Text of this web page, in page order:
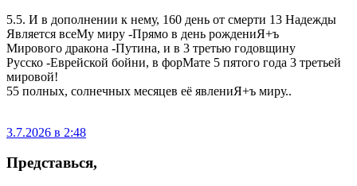
5.5. И в дополнении к нему, 160 день от смерти 13 Надежды
Является всеМу миру -Прямо в день рождениЯ+ъ
Мирового дракона -Путина, и в 3 третью годовщину
Русско -Еврейской бойни, в форМате 5 пятого года 3 третьей
мировой!
55 полных, солнечных месяцев её явлениЯ+ъ миру..
3.7.2026 в 2:48
Представься,